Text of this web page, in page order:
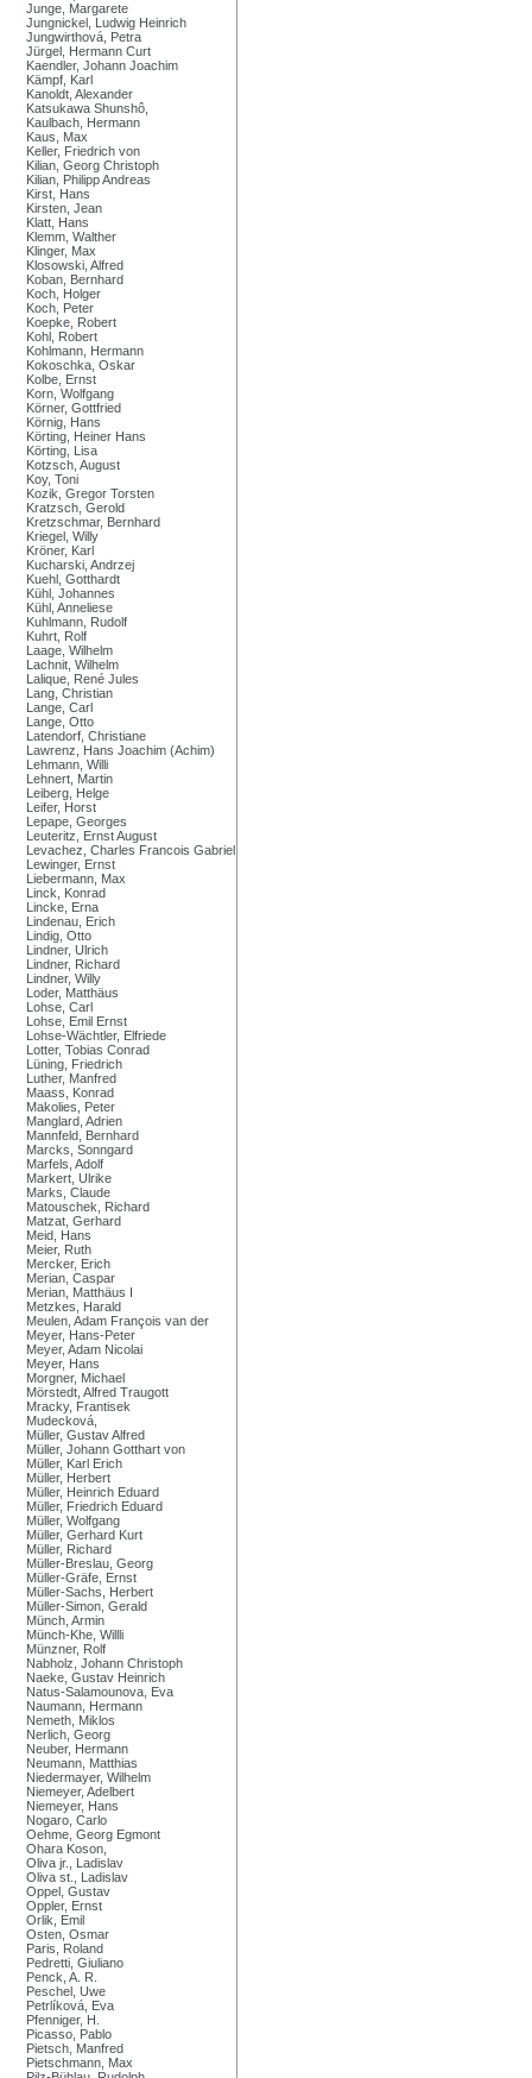
Junge, Margarete
Jungnickel, Ludwig Heinrich
Jungwirthová, Petra
Jürgel, Hermann Curt
Kaendler, Johann Joachim
Kämpf, Karl
Kanoldt, Alexander
Katsukawa Shunshô,
Kaulbach, Hermann
Kaus, Max
Keller, Friedrich von
Kilian, Georg Christoph
Kilian, Philipp Andreas
Kirst, Hans
Kirsten, Jean
Klatt, Hans
Klemm, Walther
Klinger, Max
Klosowski, Alfred
Koban, Bernhard
Koch, Holger
Koch, Peter
Koepke, Robert
Kohl, Robert
Kohlmann, Hermann
Kokoschka, Oskar
Kolbe, Ernst
Korn, Wolfgang
Körner, Gottfried
Körnig, Hans
Körting, Heiner Hans
Körting, Lisa
Kotzsch, August
Koy, Toni
Kozik, Gregor Torsten
Kratzsch, Gerold
Kretzschmar, Bernhard
Kriegel, Willy
Kröner, Karl
Kucharski, Andrzej
Kuehl, Gotthardt
Kühl, Johannes
Kühl, Anneliese
Kuhlmann, Rudolf
Kuhrt, Rolf
Laage, Wilhelm
Lachnit, Wilhelm
Lalique, René Jules
Lang, Christian
Lange, Carl
Lange, Otto
Latendorf, Christiane
Lawrenz, Hans Joachim (Achim)
Lehmann, Willi
Lehnert, Martin
Leiberg, Helge
Leifer, Horst
Lepape, Georges
Leuteritz, Ernst August
Levachez, Charles Francois Gabriel
Lewinger, Ernst
Liebermann, Max
Linck, Konrad
Lincke, Erna
Lindenau, Erich
Lindig, Otto
Lindner, Ulrich
Lindner, Richard
Lindner, Willy
Loder, Matthäus
Lohse, Carl
Lohse, Emil Ernst
Lohse-Wächtler, Elfriede
Lotter, Tobias Conrad
Lüning, Friedrich
Luther, Manfred
Maass, Konrad
Makolies, Peter
Manglard, Adrien
Mannfeld, Bernhard
Marcks, Sonngard
Marfels, Adolf
Markert, Ulrike
Marks, Claude
Matouschek, Richard
Matzat, Gerhard
Meid, Hans
Meier, Ruth
Mercker, Erich
Merian, Caspar
Merian, Matthäus I
Metzkes, Harald
Meulen, Adam François van der
Meyer, Hans-Peter
Meyer, Adam Nicolai
Meyer, Hans
Morgner, Michael
Mörstedt, Alfred Traugott
Mracky, Frantisek
Mudecková,
Müller, Gustav Alfred
Müller, Johann Gotthart von
Müller, Karl Erich
Müller, Herbert
Müller, Heinrich Eduard
Müller, Friedrich Eduard
Müller, Wolfgang
Müller, Gerhard Kurt
Müller, Richard
Müller-Breslau, Georg
Müller-Gräfe, Ernst
Müller-Sachs, Herbert
Müller-Simon, Gerald
Münch, Armin
Münch-Khe, Willli
Münzner, Rolf
Nabholz, Johann Christoph
Naeke, Gustav Heinrich
Natus-Salamounova, Eva
Naumann, Hermann
Nemeth, Miklos
Nerlich, Georg
Neuber, Hermann
Neumann, Matthias
Niedermayer, Wilhelm
Niemeyer, Adelbert
Niemeyer, Hans
Nogaro, Carlo
Oehme, Georg Egmont
Ohara Koson,
Oliva jr., Ladislav
Oliva st., Ladislav
Oppel, Gustav
Oppler, Ernst
Orlik, Emil
Osten, Osmar
Paris, Roland
Pedretti, Giuliano
Penck, A. R.
Peschel, Uwe
Petrlíková, Eva
Pfenniger, H.
Picasso, Pablo
Pietsch, Manfred
Pietschmann, Max